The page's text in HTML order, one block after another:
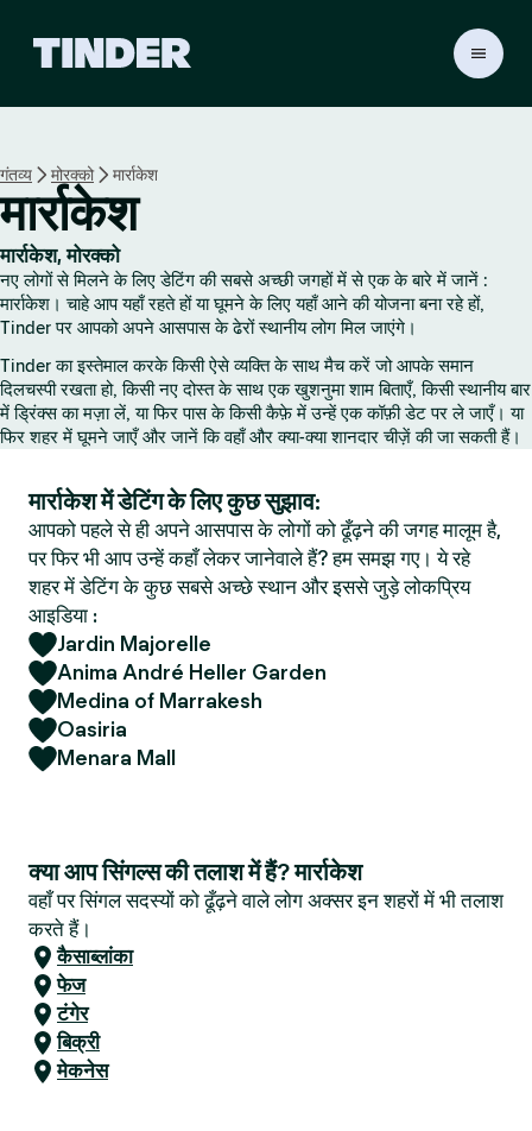
गंतव्य मोरक्को मार्राकेश
मार्राकेश
मार्राकेश, मोरक्को
नए लोगों से मिलने के लिए डेटिंग की सबसे अच्छी जगहों में से एक के बारे में जानें :
मार्राकेश। चाहे आप यहाँ रहते हों या घूमने के लिए यहाँ आने की योजना बना रहे हों,
Tinder पर आपको अपने आसपास के ढेरों स्थानीय लोग मिल जाएंगे।
Tinder का इस्तेमाल करके किसी ऐसे व्यक्ति के साथ मैच करें जो आपके समान
दिलचस्पी रखता हो, किसी नए दोस्त के साथ एक खुशनुमा शाम बिताएँ, किसी स्थानीय बार
में ड्रिंक्स का मज़ा लें, या फिर पास के किसी कैफ़े में उन्हें एक कॉफ़ी डेट पर ले जाएँ। या
फिर शहर में घूमने जाएँ और जानें कि वहाँ और क्या-क्या शानदार चीज़ें की जा सकती हैं।
मार्राकेश में डेटिंग के लिए कुछ सुझाव:
आपको पहले से ही अपने आसपास के लोगों को ढूँढ़ने की जगह मालूम है,
पर फिर भी आप उन्हें कहाँ लेकर जानेवाले हैं? हम समझ गए। ये रहे
शहर में डेटिंग के कुछ सबसे अच्छे स्थान और इससे जुड़े लोकप्रिय
आइडिया :
Jardin Majorelle
Anima André Heller Garden
Medina of Marrakesh
Oasiria
Menara Mall
क्या आप सिंगल्स की तलाश में हैं? मार्राकेश
वहाँ पर सिंगल सदस्यों को ढूँढ़ने वाले लोग अक्सर इन शहरों में भी तलाश
करते हैं।
कैसाब्लांका
फेज
टंगेर
बिक्री
मेकनेस